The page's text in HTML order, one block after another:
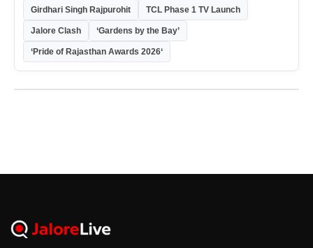
Girdhari Singh Rajpurohit TCL Phase 1 TV Launch
Jalore Clash ‘Gardens by the Bay’
‘Pride of Rajasthan Awards 2026‘